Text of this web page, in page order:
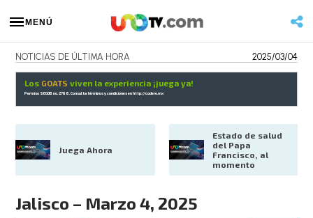
MENÚ
NOTICIAS DE ÚLTIMA HORA 2025/03/04
Los GOATS viven la experiencia ¡juega ya!
Permiso SEGOB no. 2768. Consulta términos y condiciones enhttp://codere.mx
Juega Ahora
Estado de salud
del Papa
Francisco, al
momento
Jalisco – Marzo 4, 2025